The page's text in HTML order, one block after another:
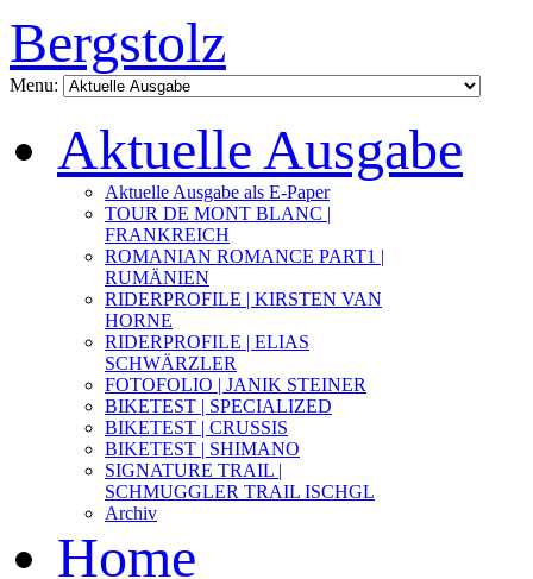
Bergstolz
Menu:
Aktuelle Ausgabe
Aktuelle Ausgabe als E-Paper
TOUR DE MONT BLANC |
FRANKREICH
ROMANIAN ROMANCE PART1 |
RUMÄNIEN
RIDERPROFILE | KIRSTEN VAN
HORNE
RIDERPROFILE | ELIAS
SCHWÄRZLER
FOTOFOLIO | JANIK STEINER
BIKETEST | SPECIALIZED
BIKETEST | CRUSSIS
BIKETEST | SHIMANO
SIGNATURE TRAIL |
SCHMUGGLER TRAIL ISCHGL
Archiv
Home